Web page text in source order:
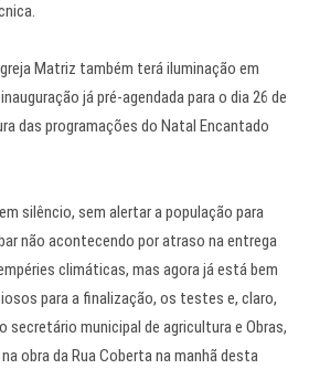
Matriz também terá iluminação em
já pré-agendada para o dia 26 de
das programações do Natal Encantado
silêncio, sem alertar a população para
não acontecendo por atraso na entrega
climáticas, mas agora já está bem
para a finalização, os testes e, claro,
secretário municipal de agricultura e Obras,
obra da Rua Coberta na manhã desta